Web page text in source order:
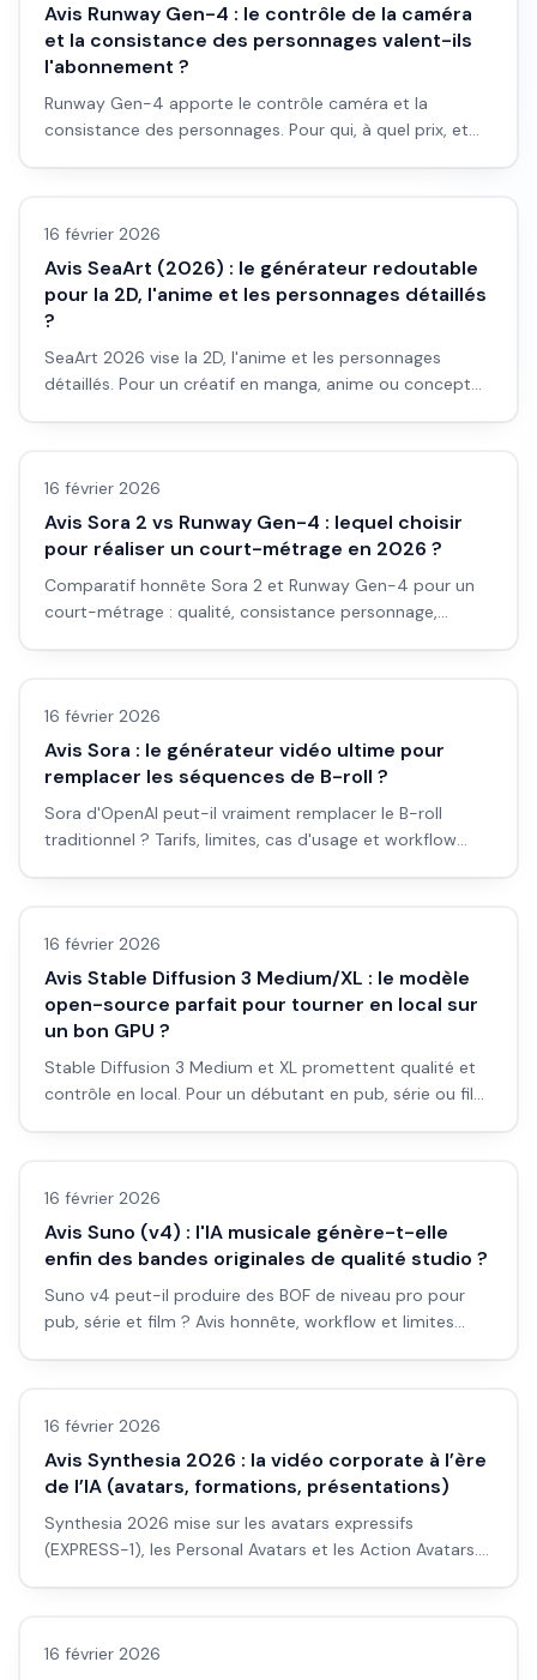
Avis Runway Gen-4 : le contrôle de la caméra
et la consistance des personnages valent-ils
l'abonnement ?
Runway Gen-4 apporte le contrôle caméra et la
consistance des personnages. Pour qui, à quel prix, et
Avis outils/services
16 février 2026
Avis SeaArt (2026) : le générateur redoutable
pour la 2D, l'anime et les personnages détaillés
?
SeaArt 2026 vise la 2D, l'anime et les personnages
détaillés. Pour un créatif en manga, anime ou concept
Avis outils/services
16 février 2026
Avis Sora 2 vs Runway Gen-4 : lequel choisir
pour réaliser un court-métrage en 2026 ?
Comparatif honnête Sora 2 et Runway Gen-4 pour un
court-métrage : qualité, consistance personnage,
Avis outils/services
16 février 2026
Avis Sora : le générateur vidéo ultime pour
remplacer les séquences de B-roll ?
Sora d'OpenAI peut-il vraiment remplacer le B-roll
traditionnel ? Tarifs, limites, cas d'usage et workflow
Avis outils/services
16 février 2026
Avis Stable Diffusion 3 Medium/XL : le modèle
open-source parfait pour tourner en local sur
un bon GPU ?
Stable Diffusion 3 Medium et XL promettent qualité et
contrôle en local. Pour un débutant en pub, série ou film
Avis outils/services
16 février 2026
Avis Suno (v4) : l'IA musicale génère-t-elle
enfin des bandes originales de qualité studio ?
Suno v4 peut-il produire des BOF de niveau pro pour
pub, série et film ? Avis honnête, workflow et limites
Avis outils/services
16 février 2026
Avis Synthesia 2026 : la vidéo corporate à l’ère
de l’IA (avatars, formations, présentations)
Synthesia 2026 mise sur les avatars expressifs
(EXPRESS-1), les Personal Avatars et les Action Avatars.
Avis outils/services
16 février 2026